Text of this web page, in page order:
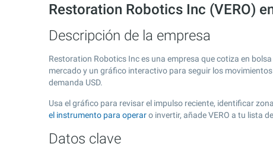
Restoration Robotics Inc (VERO)
Descripción de la empresa
Restoration Robotics Inc es una empresa que cotiza en bolsa
mercado y un gráfico interactivo para seguir los
demanda USD.
Usa el gráfico para revisar el impulso reciente, identificar
el instrumento para operaro invertir, añade VERO a tu lista
Datos clave